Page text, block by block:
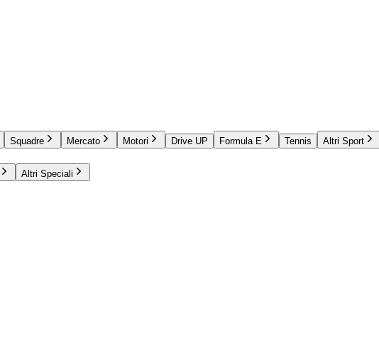
Squadre Mercato Motori Drive UP Formula E Tennis Altri Sport
Altri Speciali